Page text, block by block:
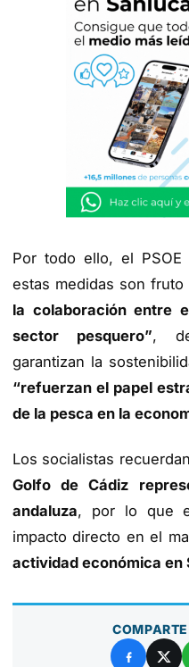
Por todo ello, el PSOE
estas medidas son fruto
la colaboración entre
sector pesquero”,
garantizan la
“refuerzan el papel
de la pesca en la
Los socialistas
Golfo de Cádiz
andaluza, por lo que
impacto directo en el
actividad económica en